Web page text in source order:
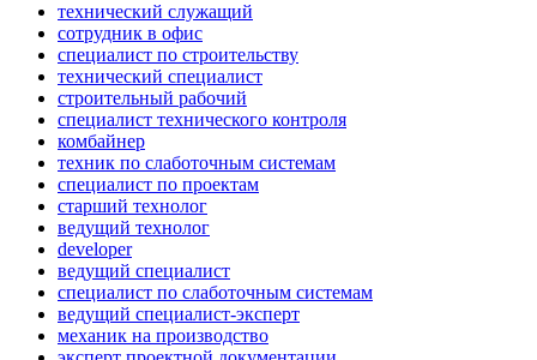
технический служащий
сотрудник в офис
специалист по строительству
технический специалист
строительный рабочий
специалист технического контроля
комбайнер
техник по слаботочным системам
специалист по проектам
старший технолог
ведущий технолог
developer
ведущий специалист
специалист по слаботочным системам
ведущий специалист-эксперт
механик на производство